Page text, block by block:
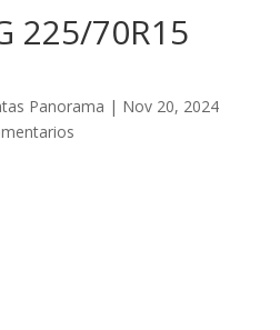
225/70R15
Panorama | Nov 20, 2024